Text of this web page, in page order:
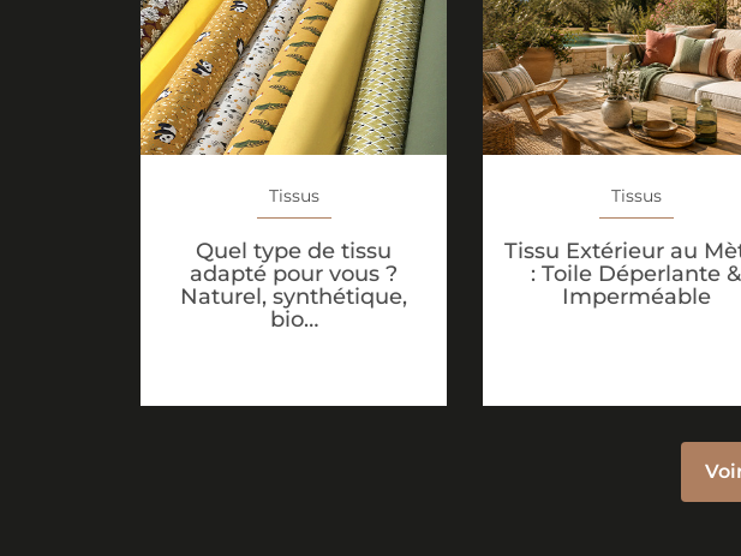
Tissus
Quel type de tissu
adapté pour vous ?
Naturel, synthétique,
bio…
Tissus
Tissu Extérieur au
: Toile Déperlante &
Imperméable